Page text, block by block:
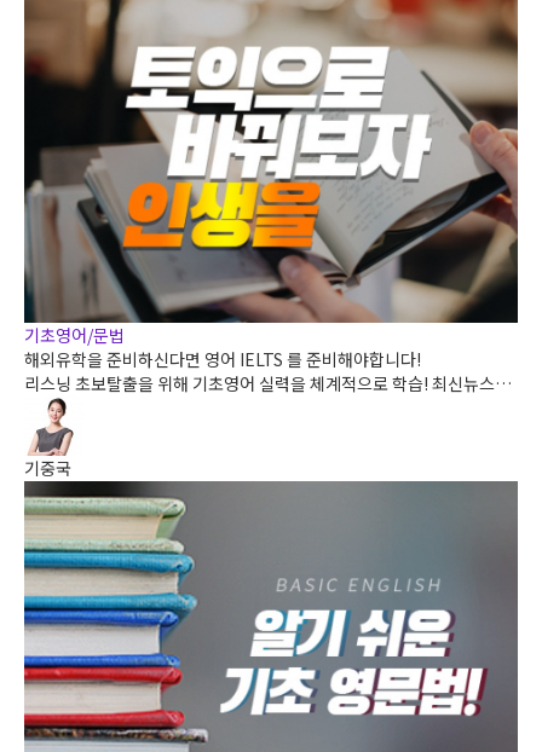
기초영어/문법
해외유학을 준비하신다면 영어 IELTS 를 준비해야합니다!
리스닝 초보탈출을 위해 기초영어 실력을 체계적으로 학습! 최신뉴스정
보도 접하고 영어도 배우고 ! 리스닝의 첫걸음 생생영어로 시작해보세요.
기중국